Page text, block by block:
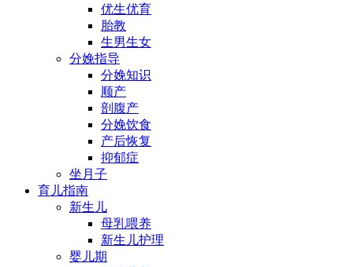
优生优育
胎教
生男生女
分娩指导
分娩知识
顺产
剖腹产
分娩饮食
产后恢复
抑郁症
坐月子
育儿指南
新生儿
母乳喂养
新生儿护理
婴儿期